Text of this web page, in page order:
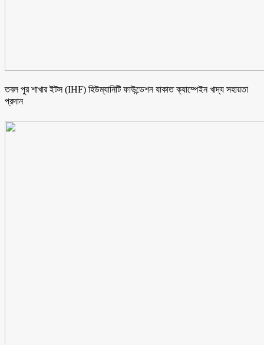
তবল পুর শাখার ইটস (IHF) হিউম্যানিটি ফাউন্ডেশন যাকাত ক্যাম্পেইন খাদ্য সহায়তা
প্রদান